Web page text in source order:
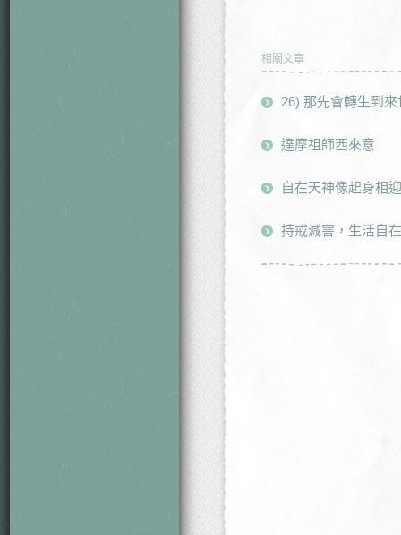
相關文章
26) 那先會轉生到來
達摩祖師西來意
自在天神像起身相迎
持戒減害，生活自在